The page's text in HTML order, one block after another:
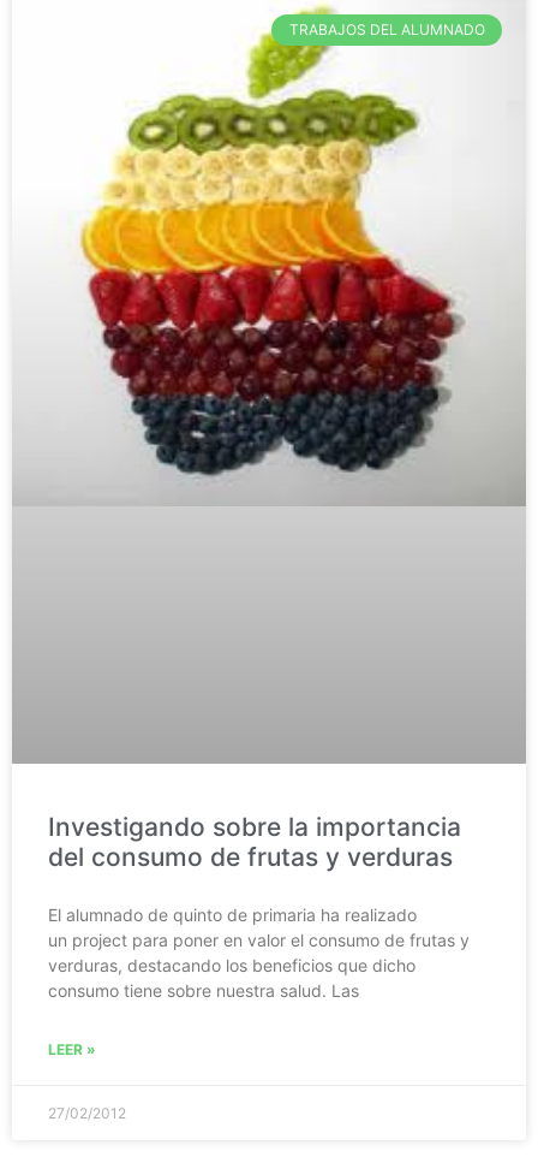
TRABAJOS DEL ALUMNADO
Investigando sobre la importancia
del consumo de frutas y verduras
El alumnado de quinto de primaria ha realizado
un project para poner en valor el consumo de frutas y
verduras, destacando los beneficios que dicho
consumo tiene sobre nuestra salud. Las
LEER »
27/02/2012